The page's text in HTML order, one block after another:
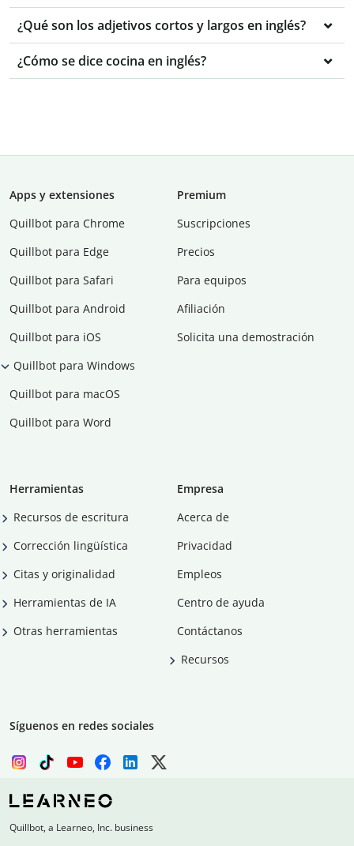
¿Qué son los adjetivos cortos y largos en inglés?
¿Cómo se dice cocina en inglés?
Apps y extensiones
Quillbot para Chrome
Quillbot para Edge
Quillbot para Safari
Quillbot para Android
Quillbot para iOS
Quillbot para Windows
Quillbot para macOS
Quillbot para Word
Premium
Suscripciones
Precios
Para equipos
Afiliación
Solicita una demostración
Herramientas
Recursos de escritura
Corrección lingüística
Citas y originalidad
Herramientas de IA
Otras herramientas
Empresa
Acerca de
Privacidad
Empleos
Centro de ayuda
Contáctanos
Recursos
Síguenos en redes sociales
Quillbot, a Learneo, Inc. business